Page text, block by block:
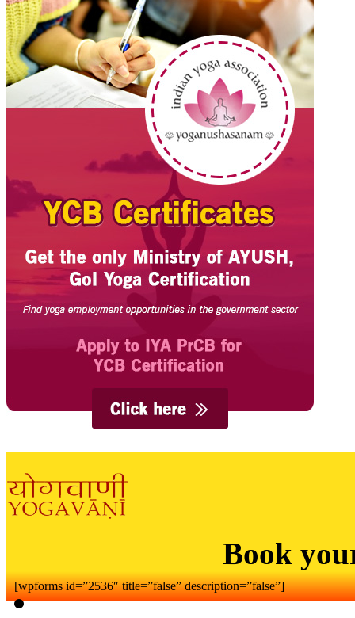
Book
[wpforms id=”2536″ title=”false” description=”false”]